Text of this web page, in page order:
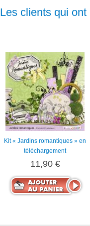
Les clients qui
Kit « Jardins romantiques » en
téléchargement
11,90 €